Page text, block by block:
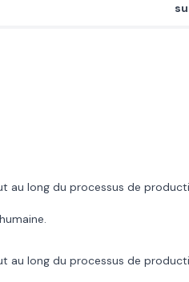
au long du processus de
au long du processus de